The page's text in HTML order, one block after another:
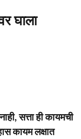
घाला
सत्ता ही कायमची
कायम लक्षात